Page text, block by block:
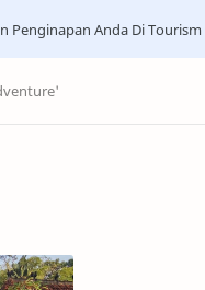
Penginapan Anda Di